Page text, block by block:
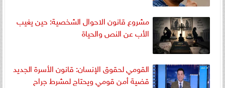
مشروع قانون الاحوال الشخصية: حين يغيب
الأب عن النص والحياة
القومي لحقوق الإنسان: قانون الأسرة الجديد
قضية أمن قومي ويحتاج لمشرط جراح